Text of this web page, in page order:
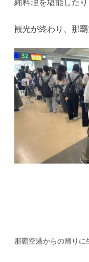
縄料理を堪能したり
観光が終わり、那覇
那覇空港からの帰りに